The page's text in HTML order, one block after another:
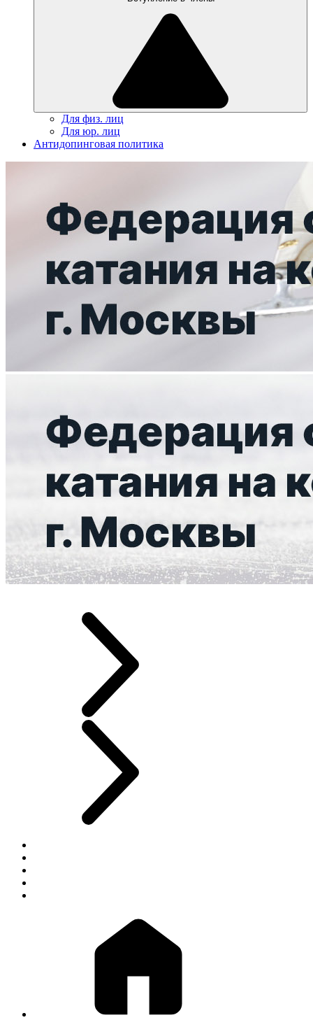
Для физ. лиц
Для юр. лиц
Антидопинговая политика